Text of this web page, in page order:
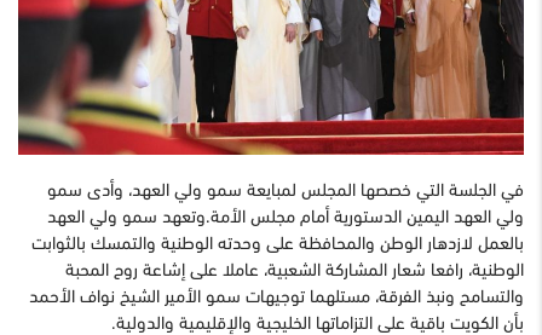
في الجلسة التي خصصها المجلس لمبايعة سمو ولي العهد، وأدى سمو
ولي العهد اليمين الدستورية أمام مجلس الأمة.وتعهد سمو ولي العهد
بالعمل لازدهار الوطن والمحافظة على وحدته الوطنية والتمسك بالثوابت
الوطنية، رافعا شعار المشاركة الشعبية، عاملا على إشاعة روح المحبة
والتسامح ونبذ الفرقة، مستلهما توجيهات سمو الأمير الشيخ نواف الأحمد
بأن الكویت باقیة على التزاماتها الخلیجیة والإقلیمیة والدولیة.